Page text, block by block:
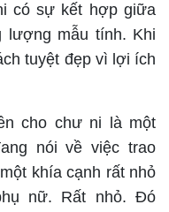
có sự kết hợp giữa
lượng mẫu tính. Khi
tuyệt đẹp vì lợi ích
cho chư ni là một
nói về việc trao
khía cạnh rất nhỏ
nữ. Rất nhỏ. Đó